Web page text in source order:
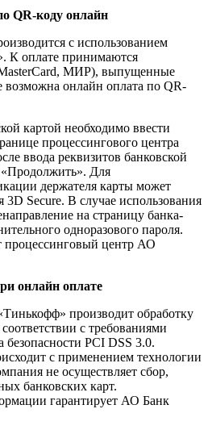
QR-коду онлайн
с использованием
К оплате принимаются
МИР), выпущенные
онлайн оплата по QR-
картой необходимо ввести
процессингового центра
ввода реквизитов банковской
Для
держателя карты может
3D Secure. В случае использования
на страницу банка-
одноразового пароля.
процессинговый центр АО
онлайн оплате
производит обработку
с требованиями
безопасности PCI DSS 3.0.
с применением технологии
не осуществляет сбор,
банковских карт.
гарантирует АО Банк